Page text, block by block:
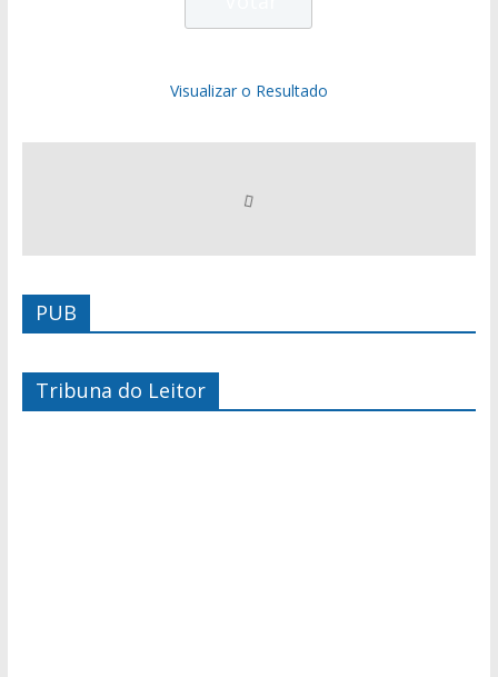
Visualizar o Resultado
PUB
Tribuna do Leitor